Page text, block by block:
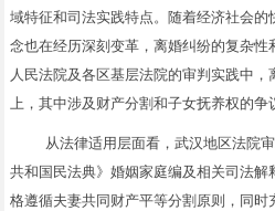
域特征和司法实践特点。随着经济社会
念也在经历深刻变革，离婚纠纷的复杂
人民法院及各区基层法院的审判实践中
上，其中涉及财产分割和子女抚养权的争
从法律适用层面看，武汉地区法院
共和国民法典》婚姻家庭编及相关司法
格遵循夫妻共同财产平等分割原则，同